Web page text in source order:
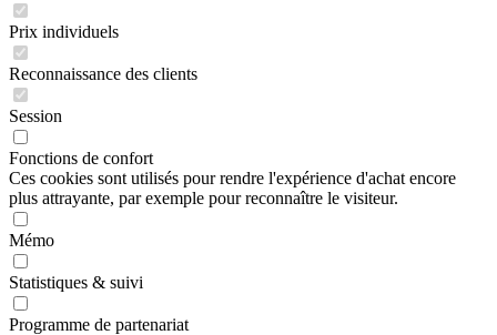
Prix individuels
Reconnaissance des clients
Session
Fonctions de confort
Ces cookies sont utilisés pour rendre l'expérience d'achat encore
plus attrayante, par exemple pour reconnaître le visiteur.
Mémo
Statistiques & suivi
Programme de partenariat